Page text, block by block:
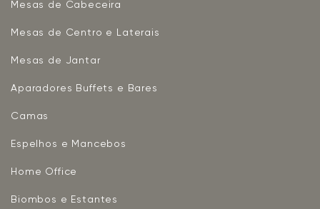
Mesas de Cabeceira
Mesas de Centro e Laterais
Mesas de Jantar
Aparadores Buffets e Bares
Camas
Espelhos e Mancebos
Home Office
Biombos e Estantes